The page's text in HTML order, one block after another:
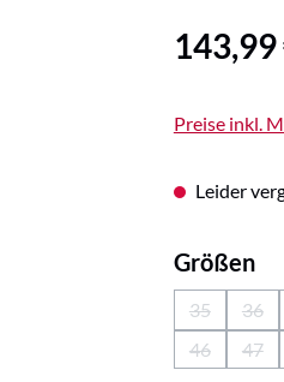
Regulärer
143,99
Preise inkl.
Leider
Größen
35
(Diese
36
46
(Diese
47